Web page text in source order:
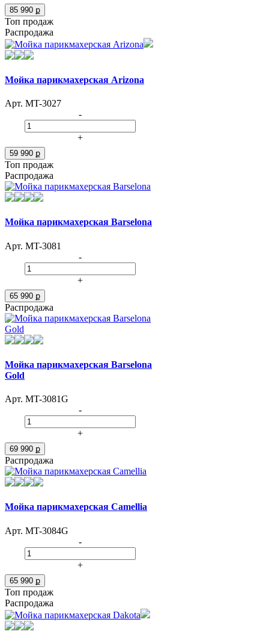
85 990 ք
Топ продаж
Распродажа
Мойка парикмахерская Arizona
Арт. MT-3027
-
+
59 990 ք
Топ продаж
Распродажа
Мойка парикмахерская Barselona
Арт. MT-3081
-
+
65 990 ք
Распродажа
Мойка парикмахерская Barselona
Gold
Арт. MT-3081G
-
+
69 990 ք
Распродажа
Мойка парикмахерская Camellia
Арт. MT-3084G
-
+
65 990 ք
Топ продаж
Распродажа